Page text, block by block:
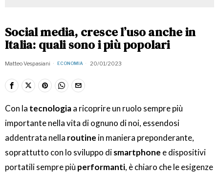
Social media, cresce l’uso anche in
Italia: quali sono i più popolari
Matteo Vespasiani ECONOMIA 20/01/2023
Con la tecnologiaa ricoprire un ruolo sempre più
importante nella vita di ognuno di noi, essendosi
addentrata nella routine in maniera preponderante,
soprattutto con lo sviluppo dismartphone e dispositivi
portatili sempre più performanti, è chiaro che le esigenze